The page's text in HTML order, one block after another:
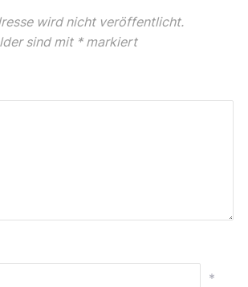
wird nicht veröffentlicht.
sind mit *markiert
*